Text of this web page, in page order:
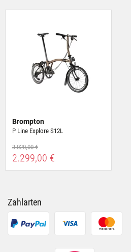
Brompton
P Line Explore S12L
3.020,00 €
2.299,00 €
Zahlarten